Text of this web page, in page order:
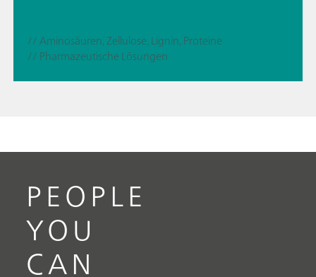
// Aminosäuren, Zellulose, Lignin, Proteine
// Pharmazeutische Lösungen
PEOPLE
YOU
CAN